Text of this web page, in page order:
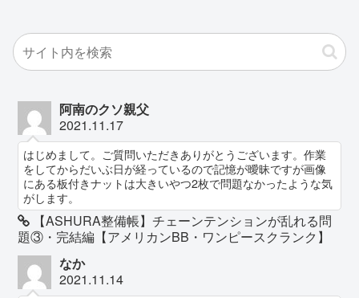
阿南のクソ親父
2021.11.17
はじめまして。ご質問いただきありがとうございます。作業
をしてからだいぶ日が経っているので記憶が曖昧ですが画像
にある板付きナットは大きいやつ2枚で問題なかったような気
がします。
【ASHURA整備帳】チェーンテンションが乱れる問
題③・完結編【アメリカンBB・ワンピースクランク】
なか
2021.11.14